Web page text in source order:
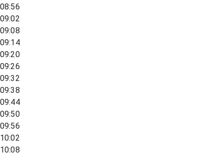
08:56
09:02
09:08
09:14
09:20
09:26
09:32
09:38
09:44
09:50
09:56
10:02
10:08